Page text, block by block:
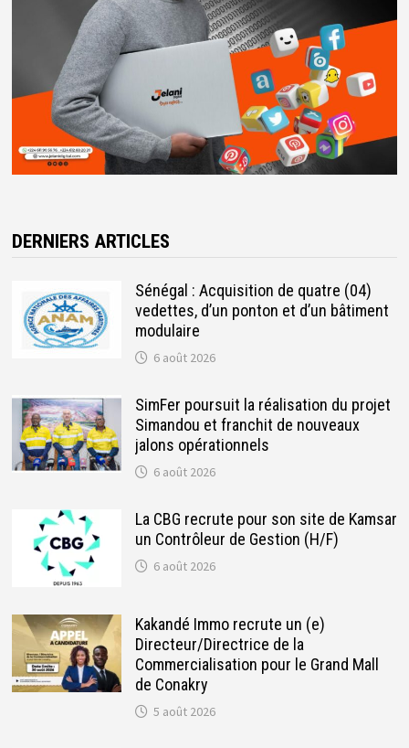
DERNIERS ARTICLES
Sénégal : Acquisition de quatre (04)
vedettes, d’un ponton et d’un bâtiment
modulaire
6 août 2026
SimFer poursuit la réalisation du projet
Simandou et franchit de nouveaux
jalons opérationnels
6 août 2026
La CBG recrute pour son site de Kamsar
un Contrôleur de Gestion (H/F)
6 août 2026
Kakandé Immo recrute un (e)
Directeur/Directrice de la
Commercialisation pour le Grand Mall
de Conakry
5 août 2026